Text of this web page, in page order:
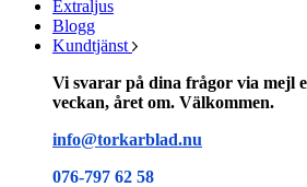
Extraljus
Blogg
Kundtjänst
Vi svarar på dina frågor via mejl
veckan, året om. Välkommen.
info@torkarblad.nu
076-797 62 58